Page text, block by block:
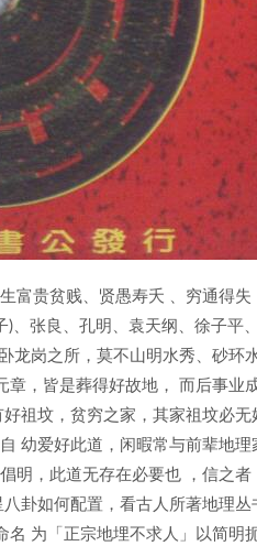
富贵贫贱、贤愚寿夭 、穷通得失
、张良、孔明、袁天纲、徐子平
龙岗之所，莫不山明水秀、砂环
章，皆是葬得好故地， 而后事业
祖坟，贫穷之家，其家祖坟必
幼爱好此道，闲暇常与前辈地理
明，此道无存在必要也 ，信之
卦如何配置，看古人所著地理丛
为「正宗地埋不求人」以简明